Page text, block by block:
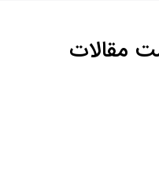
مقالات